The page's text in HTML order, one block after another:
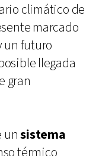
climático de
marcado
un futuro
llegada
gran
unsistema
térmico